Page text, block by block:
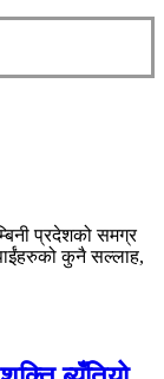
प्रदेशको समग्र
कुनै सल्लाह,